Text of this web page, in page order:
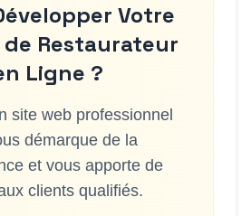
Votre
Restaurateur
Ligne ?
site web professionnel
démarque de la
et vous apporte de
clients qualifiés.